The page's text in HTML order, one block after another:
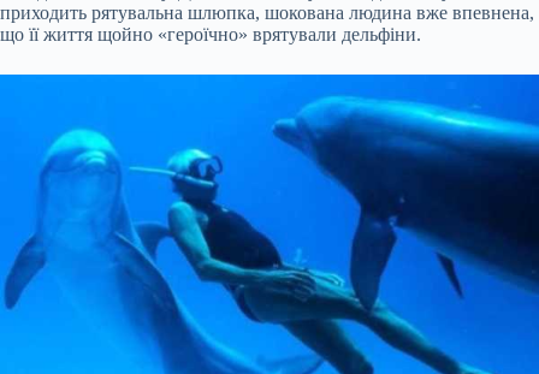
приходить рятувальна шлюпка, шокована людина вже впевнена,
що її життя щойно «героїчно» врятували дельфіни.